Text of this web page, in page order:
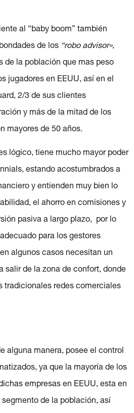
al “baby boom” también
de los “robo advisor»,
de la población que mas peso
jugadores en EEUU, así en el
2/3 de sus clientes
y más de la mitad de los
mayores de 50 años.
lógico, tiene mucho mayor poder
estando acostumbrados a
y entienden muy bien lo
el ahorro en comisiones y
pasiva a largo plazo, por lo
para los gestores
algunos casos necesitan un
salir de la zona de confort, donde
tradicionales redes comerciales
alguna manera, posee el control
ya que la mayoría de los
empresas en EEUU, esta en
de la población, así